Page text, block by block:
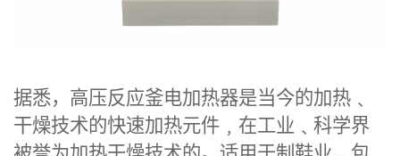
据悉， 高压反应釜电加热器是当今的加热﹑
干燥技术的快速加热元件﹐在工业﹑科学界